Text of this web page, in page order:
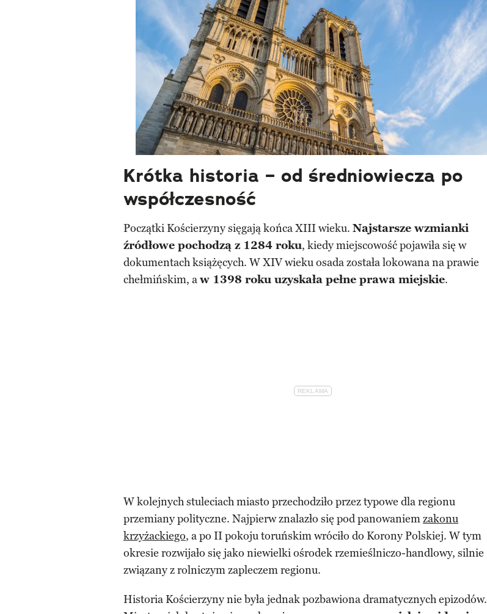
Krótka historia – od średniowiecza po
współczesność
Początki Kościerzyny sięgają końca XIII wieku. Najstarsze wzmianki
źródłowe pochodzą z 1284 roku, kiedy miejscowość pojawiła się w
dokumentach książęcych. W XIV wieku osada została lokowana na prawie
chełmińskim, aw 1398 roku uzyskała pełne prawa miejskie.
W kolejnych stuleciach miasto przechodziło przez typowe dla regionu
przemiany polityczne. Najpierw znalazło się pod panowaniemzakonu
krzyżackiego, a po II pokoju toruńskim wróciło do Korony Polskiej. W tym
okresie rozwijało się jako niewielki ośrodek rzemieślniczo-handlowy, silnie
związany z rolniczym zapleczem regionu.
Historia Kościerzyny nie była jednak pozbawiona dramatycznych epizodów.